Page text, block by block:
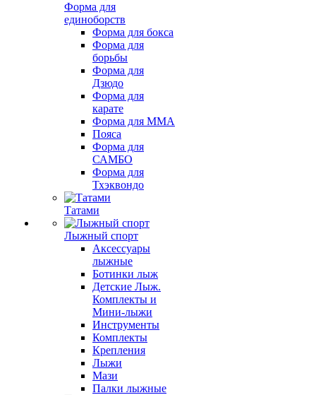
Форма для
единоборств
Форма для бокса
Форма для
борьбы
Форма для
Дзюдо
Форма для
карате
Форма для MMA
Пояса
Форма для
САМБО
Форма для
Тхэквондо
Татами
Лыжный спорт
Аксессуары
лыжные
Ботинки лыж
Детские Лыж.
Комплекты и
Мини-лыжи
Инструменты
Комплекты
Крепления
Лыжи
Мази
Палки лыжные